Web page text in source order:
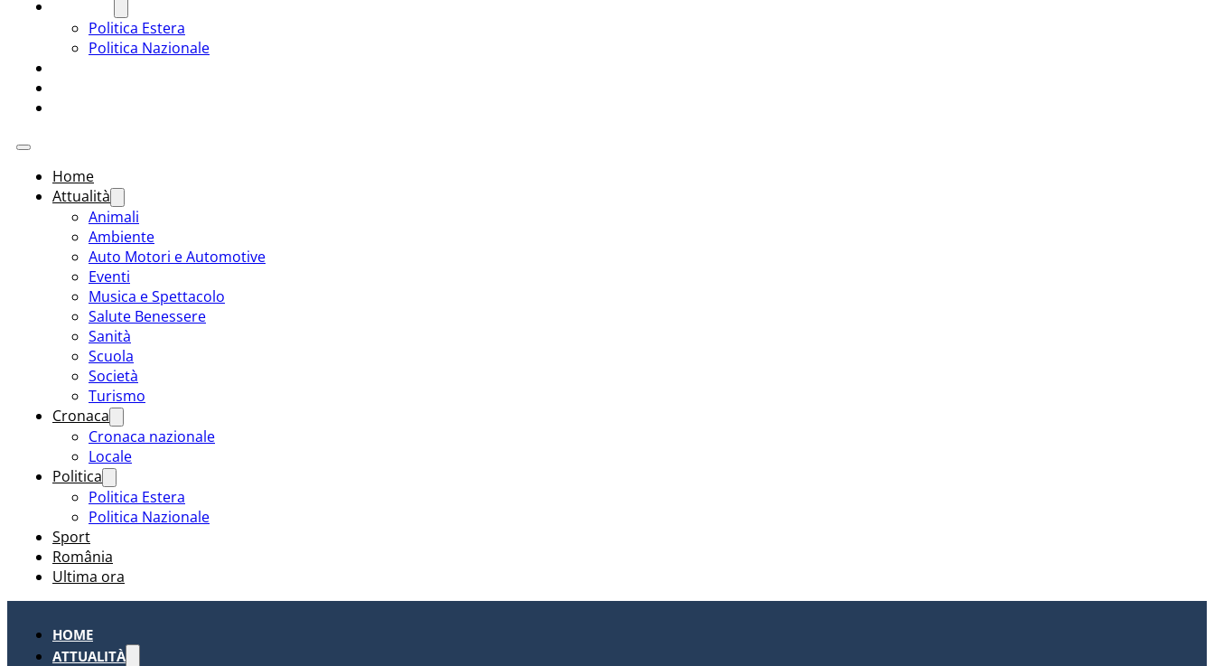
Politica Estera
Politica Nazionale
Home
Attualità
Animali
Ambiente
Auto Motori e Automotive
Eventi
Musica e Spettacolo
Salute Benessere
Sanità
Scuola
Società
Turismo
Cronaca
Cronaca nazionale
Locale
Politica
Politica Estera
Politica Nazionale
Sport
România
Ultima ora
HOME
ATTUALITÀ